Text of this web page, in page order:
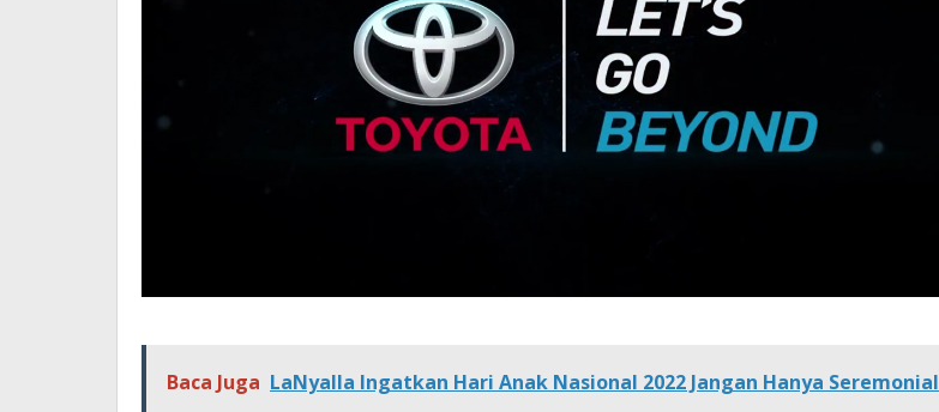
Baca Juga LaNyalla Ingatkan Hari Anak Nasional 2022 Jangan Hanya Seremonial